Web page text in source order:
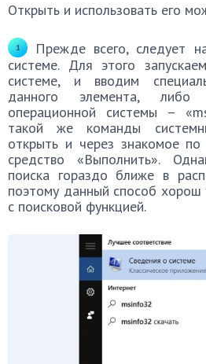
Открыть и использовать его
Прежде всего, следует
системе. Для этого
системе, и вводим
данного элемента,
операционной системы –
такой же команды
открыть и через знакомое
средство «Выполнить».
поиска гораздо ближе в
поэтому данный способ хорош
с поисковой функцией.